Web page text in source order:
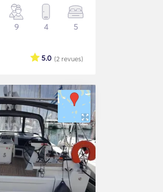
9 4 5
(2 revues)
5.0